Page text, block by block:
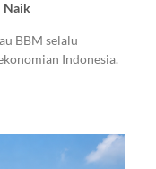
Naik
BBM selalu
Indonesia.